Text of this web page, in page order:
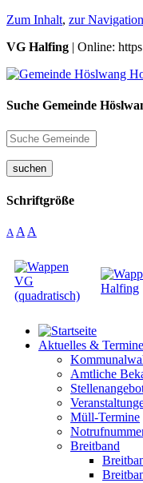
Zum Inhalt, zur Navigation
VG Halfing | Online:
Suche Gemeinde
suchen
Schriftgröße
A A A
Aktuelles & Termine
Amtliche
Müll-Termine
Breitband